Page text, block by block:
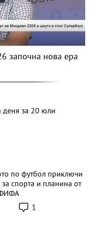
започна нова ера
деня за 20 юли
по футбол приключи
спорта и планина от
1